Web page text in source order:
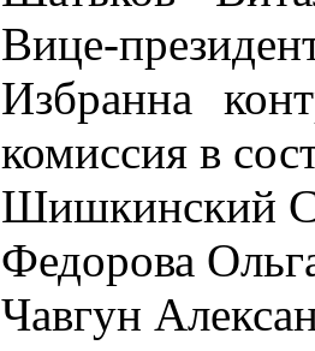
Вице-
Избранна
комиссия в
Шишкинский
Федорова
Чавгун